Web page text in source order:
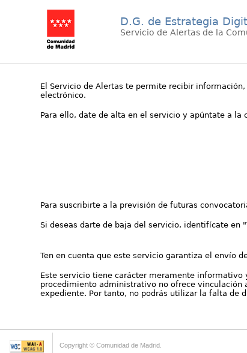
D.G. de Estrategia
Servicio de Alertas de la
El Servicio de Alertas te permite recibir
electrónico.
Para ello, date de alta en el servicio y apúntate a la
Para suscribirte a la previsión de futuras
Si deseas darte de baja del servicio, identifícate en
Ten en cuenta que este servicio garantiza el envío
Este servicio tiene carácter meramente
procedimiento administrativo no ofrece
expediente. Por tanto, no podrás utilizar la falta de
Copyright © Comunidad de Madrid.